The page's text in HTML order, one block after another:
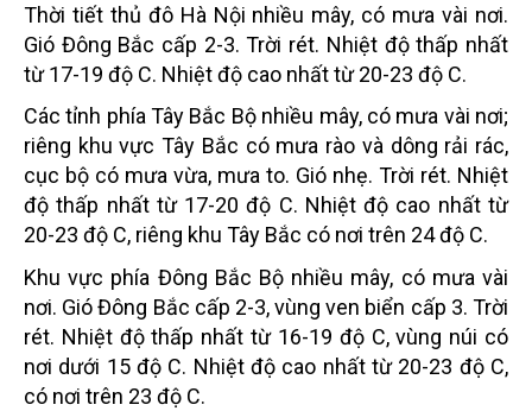
Thời tiết thủ đô Hà Nội nhiều mây, có mưa vài nơi.
Gió Đông Bắc cấp 2-3. Trời rét. Nhiệt độ thấp nhất
từ 17-19 độ C. Nhiệt độ cao nhất từ 20-23 độ C.
Các tỉnh phía Tây Bắc Bộ nhiều mây, có mưa vài nơi;
riêng khu vực Tây Bắc có mưa rào và dông rải rác,
cục bộ có mưa vừa, mưa to. Gió nhẹ. Trời rét. Nhiệt
độ thấp nhất từ 17-20 độ C. Nhiệt độ cao nhất từ
20-23 độ C, riêng khu Tây Bắc có nơi trên 24 độ C.
Khu vực phía Đông Bắc Bộ nhiều mây, có mưa vài
nơi. Gió Đông Bắc cấp 2-3, vùng ven biển cấp 3. Trời
rét. Nhiệt độ thấp nhất từ 16-19 độ C, vùng núi có
nơi dưới 15 độ C. Nhiệt độ cao nhất từ 20-23 độ C,
có nơi trên 23 độ C.